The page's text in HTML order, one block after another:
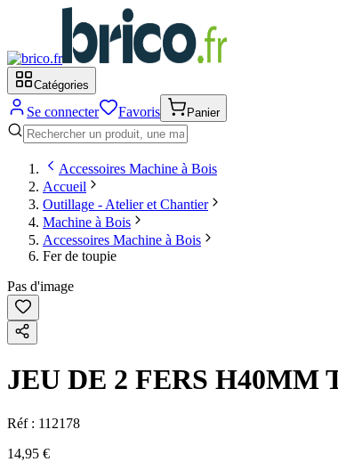
Catégories
Se connecter Favoris Panier
Accessoires Machine à Bois
Accueil
Outillage - Atelier et Chantier
Machine à Bois
Accessoires Machine à Bois
Fer de toupie
Pas d'image
JEU DE 2 FERS H40MM
Réf : 112178
14,95 €